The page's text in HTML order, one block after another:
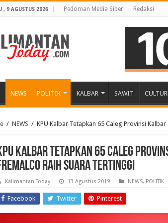
, 9 AGUSTUS 2026 Pedoman Media Siber Redaksi
NEWS POLITIK KALBAR SAWIT
/ NEWS / KPU Kalbar Tetapkan 65 Caleg Provinsi
Kalbar Tetapkan 65 Caleg
Raih Suara Tertinggi
Kalimantan Today 13 Agustus 2019 NEWS, POLITIK
Facebook Twitter Pinterest